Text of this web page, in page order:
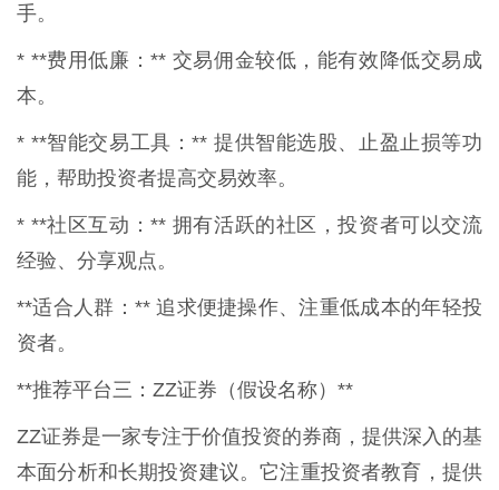
手。
* **费用低廉：** 交易佣金较低，能有效降低交易成
本。
* **智能交易工具：** 提供智能选股、止盈止损等功
能，帮助投资者提高交易效率。
* **社区互动：** 拥有活跃的社区，投资者可以交流
经验、分享观点。
**适合人群：** 追求便捷操作、注重低成本的年轻投
资者。
**推荐平台三：ZZ证券（假设名称）**
ZZ证券是一家专注于价值投资的券商，提供深入的基
本面分析和长期投资建议。它注重投资者教育，提供